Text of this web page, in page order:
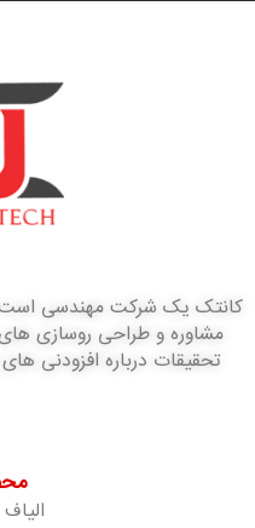
کانتک یک شرکت مهندسی
مشاوره و طراحی روسازی های
تحقیقات درباره افزودنی